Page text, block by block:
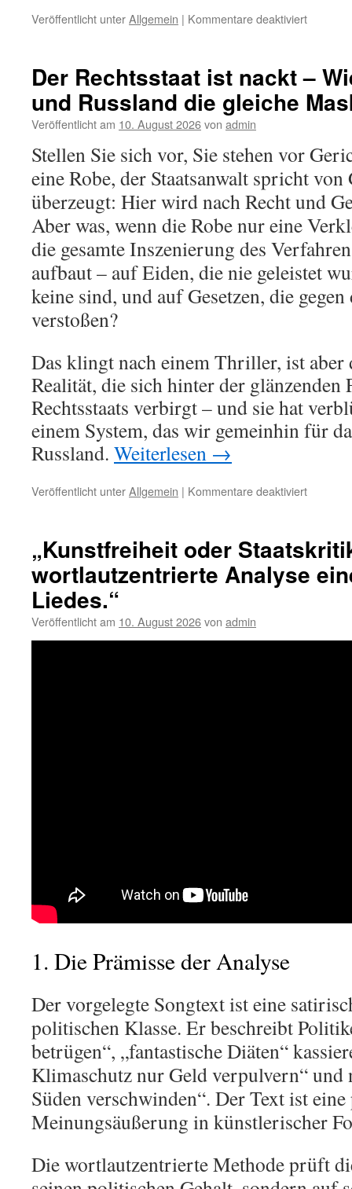
Veröffentlicht unterAllgemein | Kommentare deaktiviertfür
Eine
und
ihrer
Der Rechtsstaat ist nackt –
und Russland die gleiche
Veröffentlicht am 10. August 2026von admin
Stellen Sie sich vor, Sie stehen vor
eine Robe, der Staatsanwalt spricht von
überzeugt: Hier wird nach Recht und
Aber was, wenn die Robe nur eine
die gesamte Inszenierung des
aufbaut – auf Eiden, die nie geleistet
keine sind, und auf Gesetzen, die
verstoßen?
Das klingt nach einem Thriller, ist aber
Realität, die sich hinter der glänzenden
Rechtsstaats verbirgt – und sie hat
einem System, das wir gemeinhin für
Russland. Weiterlesen →
Veröffentlicht unterAllgemein | Kommentare deaktiviertfür
nackt
–
Wie
„Kunstfreiheit oder
wortlautzentrierte Analyse
Liedes.“
Veröffentlicht am 10. August 2026von admin
1. Die Prämisse der Analyse
Der vorgelegte Songtext ist eine
politischen Klasse. Er beschreibt
betrügen“, „fantastische Diäten“
Klimaschutz nur Geld verpulvern“ und
Süden verschwinden“. Der Text ist
Meinungsäußerung in künstlerischer
Die wortlautzentrierte Methode prüft